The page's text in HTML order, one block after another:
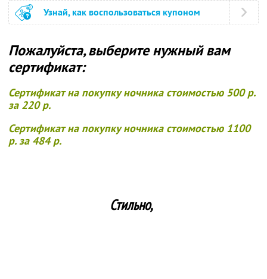
Узнай, как воспользоваться купоном
Пожалуйста, выберите нужный вам
сертификат:
Сертификат на покупку ночника стоимостью 500 р.
за 220 р.
Сертификат на покупку ночника стоимостью 1100
р. за 484 р.
Стильно,